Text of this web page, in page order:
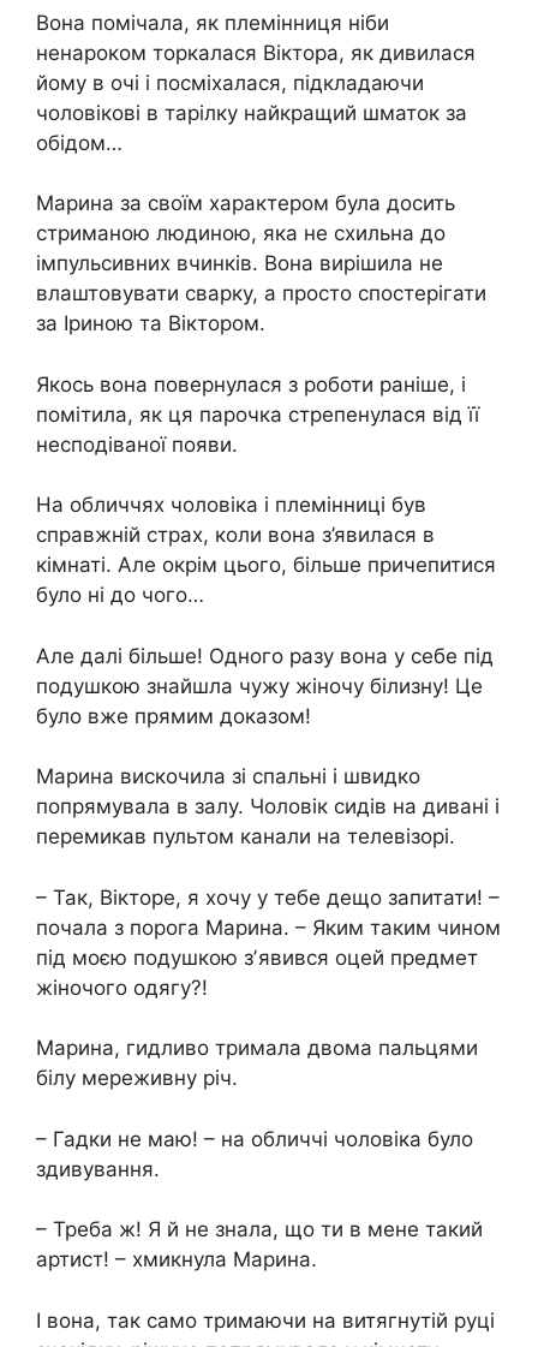
Вона помічала, як племінниця ніби
ненароком торкалася Віктора, як дивилася
йому в очі і посміхалася, підкладаючи
чоловікові в тарілку найкращий шматок за
обідом…
Марина за своїм характером була досить
стриманою людиною, яка не схильна до
імпульсивних вчинків. Вона вирішила не
влаштовувати сварку, а просто спостерігати
за Іриною та Віктором.
Якось вона повернулася з роботи раніше, і
помітила, як ця парочка стрепенулася від її
несподіваної появи.
На обличчях чоловіка і племінниці був
справжній страх, коли вона з’явилася в
кімнаті. Але окрім цього, більше причепитися
було ні до чого…
Але далі більше! Одного разу вона у себе під
подушкою знайшла чужу жіночу білизну! Це
було вже прямим доказом!
Марина вискочила зі спальні і швидко
попрямувала в залу. Чоловік сидів на дивані і
перемикав пультом канали на телевізорі.
– Так, Вікторе, я хочу у тебе дещо запитати! –
почала з порога Марина. – Яким таким чином
під моєю подушкою зʼявився оцей предмет
жіночого одягу?!
Марина, гидливо тримала двома пальцями
білу мереживну річ.
– Гадки не маю! – на обличчі чоловіка було
здивування.
– Треба ж! Я й не знала, що ти в мене такий
артист! – хмикнула Марина.
І вона, так само тримаючи на витягнутій руці